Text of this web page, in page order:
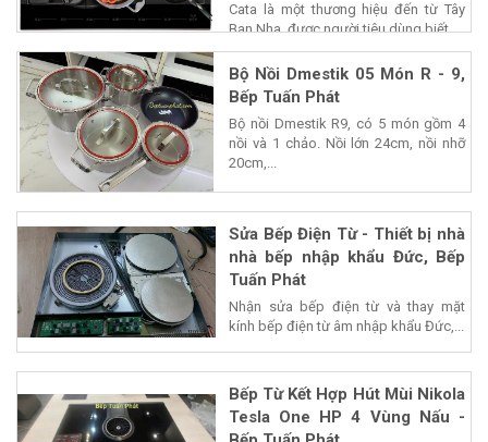
Cata là một thương hiệu đến từ Tây
Ban Nha, được người tiêu dùng biết...
Bộ Nồi Dmestik 05 Món R - 9,
Bếp Tuấn Phát
Bộ nồi Dmestik R9, có 5 món gồm 4
nồi và 1 chảo. Nồi lớn 24cm, nồi nhỡ
20cm,...
Sửa Bếp Điện Từ - Thiết bị nhà
nhà bếp nhập khẩu Đức, Bếp
Tuấn Phát
Nhận sửa bếp điện từ và thay mặt
kính bếp điện từ âm nhập khẩu Đức,...
Bếp Từ Kết Hợp Hút Mùi Nikola
Tesla One HP 4 Vùng Nấu -